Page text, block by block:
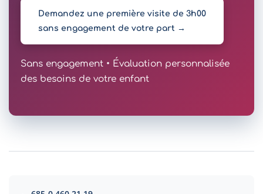
Demandez une première visite de 3h00
sans engagement de votre part →
Sans engagement • Évaluation personnalisée
des besoins de votre enfant